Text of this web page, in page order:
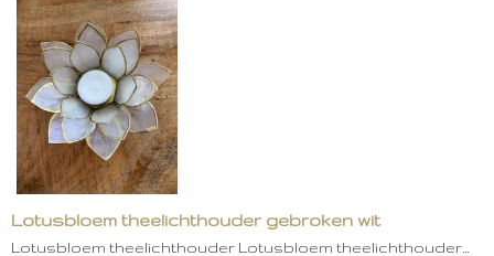
Lotusbloem theelichthouder gebroken wit
Lotusbloem theelichthouder Lotusbloem theelichthouder…